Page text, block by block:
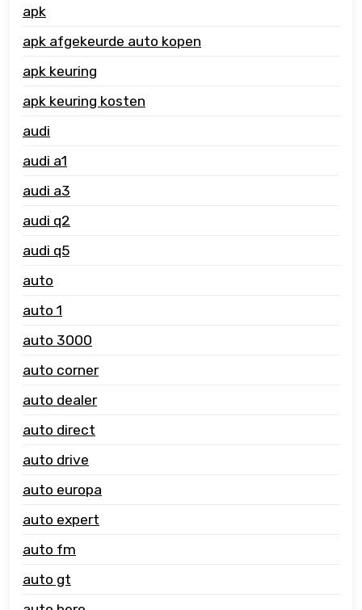
apk
apk afgekeurde auto kopen
apk keuring
apk keuring kosten
audi
audi a1
audi a3
audi q2
audi q5
auto
auto 1
auto 3000
auto corner
auto dealer
auto direct
auto drive
auto europa
auto expert
auto fm
auto gt